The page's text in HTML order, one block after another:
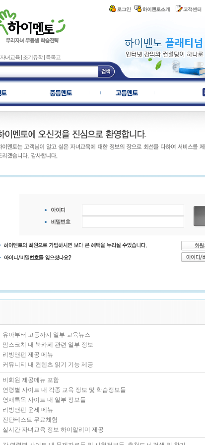
자녀교육 | 조기유학| 특목고
유아부터 고등까지 일부 교육뉴스
맘스코치 내 북카페 관련 일부 정보
리빙앤펀 제공 메뉴
커뮤니티 내 컨텐츠 읽기 기능 제공
비회원 제공메뉴 포함
연령별 사이트 내 각종 교육 정보 및 학습정보들
영재특목 사이트 내 일부 정보들
리빙앤펀 운세 메뉴
진단테스트 무료체험
실시간 자녀교육 정보 하이알리미 제공